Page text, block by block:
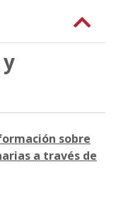
sobre
a través de